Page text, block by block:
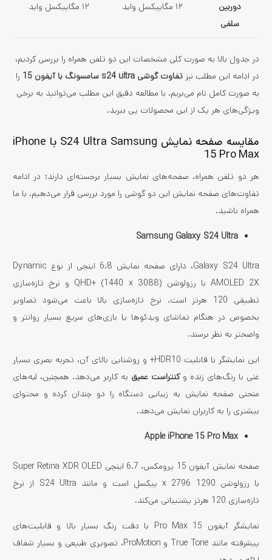
دوربین
سلفی
۱۲ مگاپیکسل واید ۱۲ مگاپیکسل واید
در جدول بالا به صورت کلی مشخصات این دو تلفن همراه را بررسی کردیم،
در ادامه این مطلب نیز تفاوت گوشی s24 ultra سامسونگ با آیفون 15
را
به صورت کامل نام می‌بریم. با مطالعه دقیق این مطلب می‌توانید به برخی
ویژگی‌های هر یک از این محصولات پی ببرید.
مقایسه صفحه نمایش S24 Ultra Samsung با iPhone
15 Pro Max
هر دو تلفن همراه، صفحه‌های نمایش بسیار برجسته‌ای دارند؛ در ادامه
تفاوت‌های صفحه نمایش این دو گوشی را مورد بررسی قرار می‌دهیم. با ما
همراه باشید.
Samsung Galaxy S24 Ultra
Galaxy S24 Ultra، دارای صفحه نمایش 6.8 اینچی از نوع Dynamic
AMOLED 2X با رزولوشن QHD+ (1440 x 3088) و نرخ تازه‌سازی
تطبیقی 120 هرتز است. نرخ تازه‌سازی بالا باعث می‌شود تصاویر
بخصوص در هنگام تماشای ویدئوها یا بازی‌های سریع بسیار روانتر و
واضحتر به نظر برسند.
این نمایشگر با قابلیت HDR10+ و روشنایی بالای آن، تجربه بصری بسیار
غنی با رنگ‌های زنده وکنتراست عمیق به کاربر می‌دهد. همچنین، لبه‌های
منحنی صفحه‌ نمایش به زیبایی دستگاه را دو چندان کرده و محتوای
بیشتری را به کاربران نمایش می‌دهد.
Apple iPhone 15 Pro Max
صفحه نمایش آیفون 15 پرومکس، 6.7 اینچی Super Retina XDR OLED
با رزولوشن 1290 x 2796 پیکسل است و مانند S24 Ultra از نرخ
تازه‌سازی 120 هرتز پشتیبانی می‌کند.
نمایشگر آیفون 15 Pro Max با دقت رنگ بسیار بالا و قابلیت‌های
پیشرفته مانند True Tone و ProMotion، تصویری طبیعی و بسیار شفاف